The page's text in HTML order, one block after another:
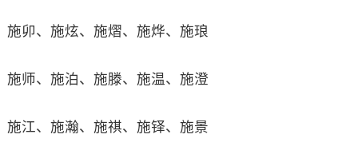
施卯、施炫、施熠、施烨、施琅
施师、施泊、施滕、施温、施澄
施江、施瀚、施祺、施铎、施景